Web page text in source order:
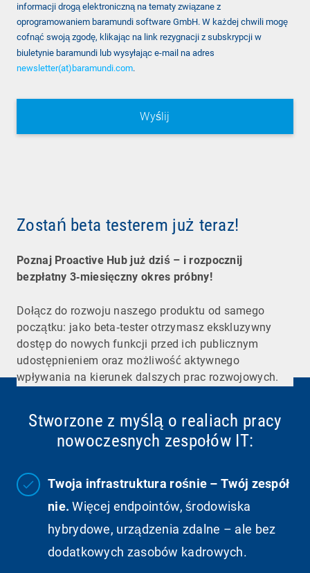
informacji drogą elektroniczną na tematy związane z
oprogramowaniem baramundi software GmbH. W każdej chwili mogę
cofnąć swoją zgodę, klikając na link rezygnacji z subskrypcji w
biuletynie baramundi lub wysyłając e-mail na adres
newsletter(at)baramundi.com.
Zostań beta testerem już teraz!
Poznaj Proactive Hub już dziś – i rozpocznij
bezpłatny 3‑miesięczny okres próbny!
Dołącz do rozwoju naszego produktu od samego
początku: jako beta‑tester otrzymasz ekskluzywny
dostęp do nowych funkcji przed ich publicznym
udostępnieniem oraz możliwość aktywnego
wpływania na kierunek dalszych prac rozwojowych.
Stworzone z myślą o realiach pracy
nowoczesnych zespołów IT:
Twoja infrastruktura rośnie – Twój zespół
nie. Więcej endpointów, środowiska
hybrydowe, urządzenia zdalne – ale bez
dodatkowych zasobów kadrowych.